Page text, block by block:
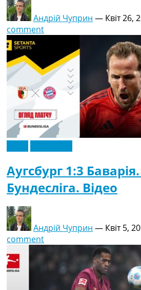
Андрій Чуприн — Квіт 26,
comment
Аугсбург 1:3
Бундесліга. Відео
Андрій Чуприн — Квіт 5,
comment